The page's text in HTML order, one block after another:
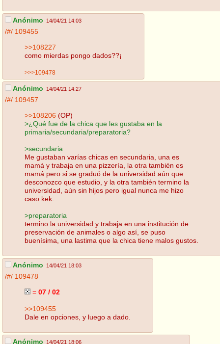
Anónimo 14/04/21 14:03
/#/ 109455
>>108227
como mierdas pongo dados??¡
>>>109478
Anónimo 14/04/21 14:27
/#/ 109457
>>108206 (OP)
>¿Qué fue de la chica que les gustaba en la
primaria/secundaria/preparatoria?
>secundaria
Me gustaban varías chicas en secundaria, una es
mamá y trabaja en una pizzería, la otra también es
mamá pero si se graduó de la universidad aún que
desconozco que estudio, y la otra también termino la
universidad, aún sin hijos pero igual nunca me hizo
caso kek.
>preparatoria
termino la universidad y trabaja en una institución de
preservación de animales o algo así, se puso
buenísima, una lastima que la chica tiene malos gustos.
Anónimo 14/04/21 18:03
/#/ 109478
= 07 / 02
>>109455
Dale en opciones, y luego a dado.
Anónimo 14/04/21 18:06